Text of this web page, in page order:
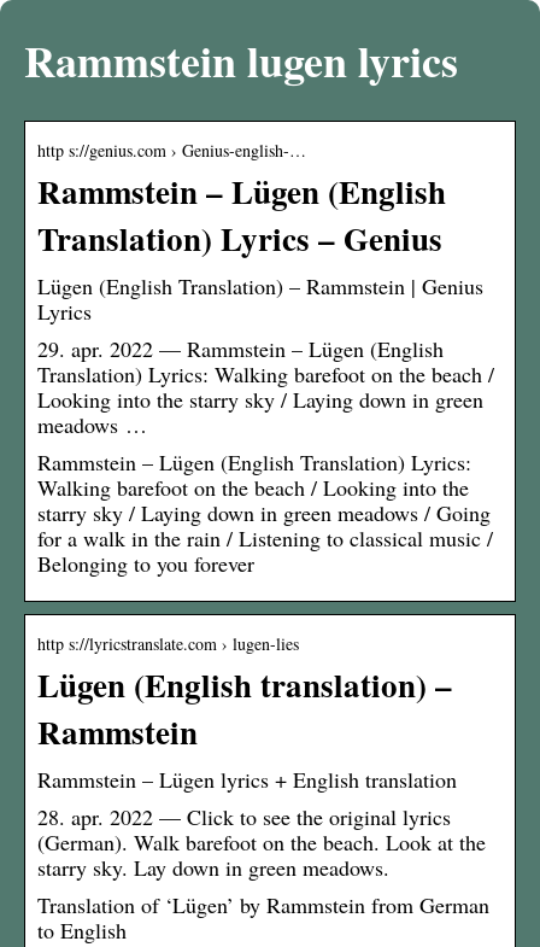
Rammstein lugen lyrics
http s://genius.com › Genius-english-…
Rammstein – Lügen (English
Translation) Lyrics – Genius
Lügen (English Translation) – Rammstein | Genius
Lyrics
29. apr. 2022 — Rammstein – Lügen (English
Translation) Lyrics: Walking barefoot on the beach /
Looking into the starry sky / Laying down in green
meadows …
Rammstein – Lügen (English Translation) Lyrics:
Walking barefoot on the beach / Looking into the
starry sky / Laying down in green meadows / Going
for a walk in the rain / Listening to classical music /
Belonging to you forever
http s://lyricstranslate.com › lugen-lies
Lügen (English translation) –
Rammstein
Rammstein – Lügen lyrics + English translation
28. apr. 2022 — Click to see the original lyrics
(German). Walk barefoot on the beach. Look at the
starry sky. Lay down in green meadows.
Translation of ‘Lügen’ by Rammstein from German
to English